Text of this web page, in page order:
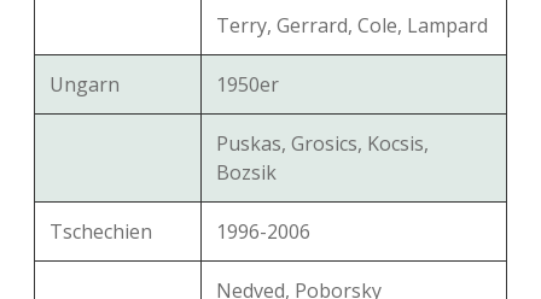
Terry, Gerrard, Cole, Lampard
Ungarn 1950er
Puskas, Grosics, Kocsis,
Bozsik
Tschechien 1996-2006
Nedved, Poborsky